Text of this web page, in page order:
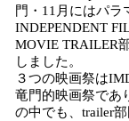
門・11月にはパラ
INDEPENDENT
MOVIE TRAILER
しました。
３つの映画祭は
竜門的映画祭であ
の中でも、trailer